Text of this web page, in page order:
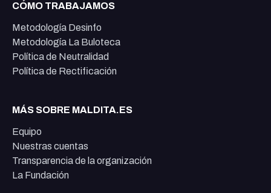
CÓMO TRABAJAMOS
Metodología Desinfo
Metodología La Buloteca
Política de Neutralidad
Política de Rectificación
MÁS SOBRE MALDITA.ES
Equipo
Nuestras cuentas
Transparencia de la organización
La Fundación